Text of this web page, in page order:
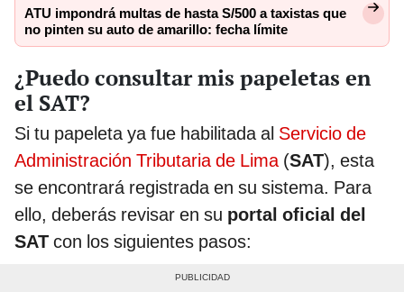
ATU impondrá multas de hasta S/500 a taxistas que
no pinten su auto de amarillo: fecha límite
¿Puedo consultar mis papeletas en
el SAT?
Si tu papeleta ya fue habilitada al Servicio de
Administración Tributaria de Lima (SAT), esta
se encontrará registrada en su sistema. Para
ello, deberás revisar en su portal oficial del
SAT con los siguientes pasos: